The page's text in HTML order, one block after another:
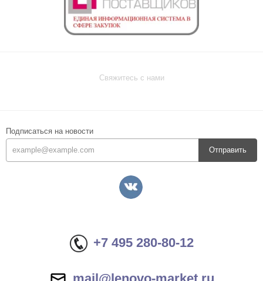
Свяжитесь с нами
Подписаться на новости
Отправить
+7 495 280-80-12